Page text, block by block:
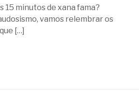
15 minutos de xana fama?
vamos relembrar os
[…]